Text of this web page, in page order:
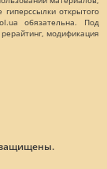
открытого
обязательна. Под
модификация
защищены.